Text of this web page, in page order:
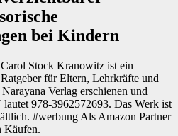
bei Kindern
Stock Kranowitz ist ein
für Eltern, Lehrkräfte und
Verlag erschienen und
978-3962572693. Das Werk ist
#werbung Als Amazon Partner
Käufen.